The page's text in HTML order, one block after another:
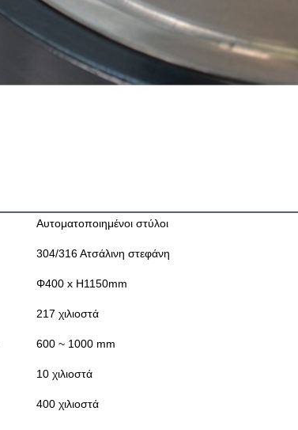
Αυτοματοποιημένοι στύλοι
304/316 Ατσάλινη στεφάνη
Φ400 x H1150mm
217 χιλιοστά
600 ~ 1000 mm
10 χιλιοστά
400 χιλιοστά